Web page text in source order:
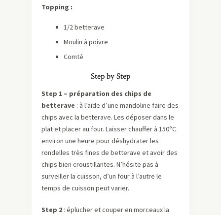
Topping :
1/2 betterave
Moulin à poivre
Comté
Step by Step
Step 1 – préparation des chips de
betterave : à l’aide d’une mandoline faire des
chips avec la betterave. Les déposer dans le
plat et placer au four. Laisser chauffer à 150°C
environ une heure pour déshydrater les
rondelles très fines de betterave et avoir des
chips bien croustillantes. N’hésite pas à
surveiller la cuisson, d’un four à l’autre le
temps de cuisson peut varier.
Step 2 : éplucher et couper en morceaux la